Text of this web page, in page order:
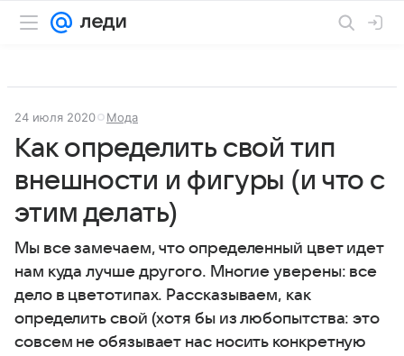
24 июля 2020 Мода
Как определить свой тип
внешности и фигуры (и что с
этим делать)
Мы все замечаем, что определенный цвет идет
нам куда лучше другого. Многие уверены: все
дело в цветотипах. Рассказываем, как
определить свой (хотя бы из любопытства: это
совсем не обязывает нас носить конкретную